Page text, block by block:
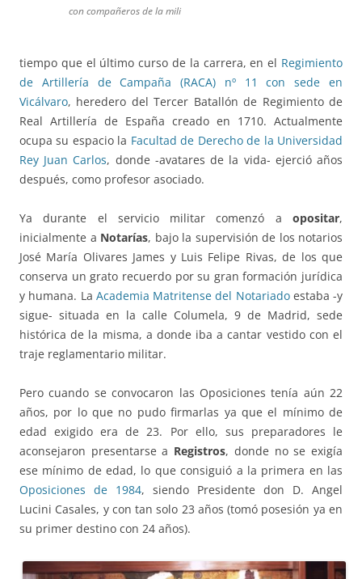
con compañeros de la mili
tiempo que el último curso de la carrera, en el Regimiento
de Artillería de Campaña (RACA) nº 11 con sede en
Vicálvaro, heredero del Tercer Batallón de Regimiento de
Real Artillería de España creado en 1710. Actualmente
ocupa su espacio la Facultad de Derecho de la Universidad
Rey Juan Carlos, donde -avatares de la vida- ejerció años
después, como profesor asociado.
Ya durante el servicio militar comenzó a opositar,
inicialmente a Notarías, bajo la supervisión de los notarios
José María Olivares James y Luis Felipe Rivas, de los que
conserva un grato recuerdo por su gran formación jurídica
y humana. La Academia Matritense del Notariadoestaba -y
sigue- situada en la calle Columela, 9 de Madrid, sede
histórica de la misma, a donde iba a cantar vestido con el
traje reglamentario militar.
Pero cuando se convocaron las Oposiciones tenía aún 22
años, por lo que no pudo firmarlas ya que el mínimo de
edad exigido era de 23. Por ello, sus preparadores le
aconsejaron presentarse a Registros, donde no se exigía
ese mínimo de edad, lo que consiguió a la primera en las
Oposiciones de 1984, siendo Presidente don D. Angel
Lucini Casales, y con tan solo 23 años (tomó posesión ya en
su primer destino con 24 años).